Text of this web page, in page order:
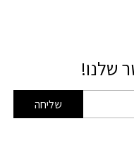
שלנו!
שליחה